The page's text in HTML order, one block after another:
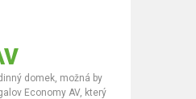
domek, možná by
Economy AV, který